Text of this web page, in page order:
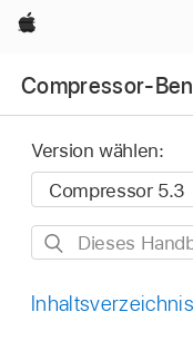
Apple
Compressor-
Version wählen:
Dieses
durchsuchen
Inhaltsverzeichnis